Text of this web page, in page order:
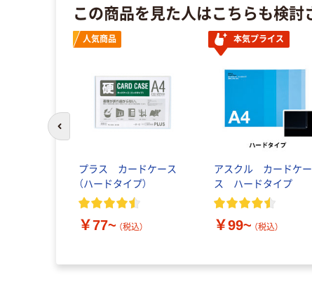
この商品を見た人はこちらも検討
人気商品
プラス カードケース
（ハードタイプ）
￥77~ （税込）
本気プライス
アスクル カードケー
ス ハードタイプ
￥99~ （税込）